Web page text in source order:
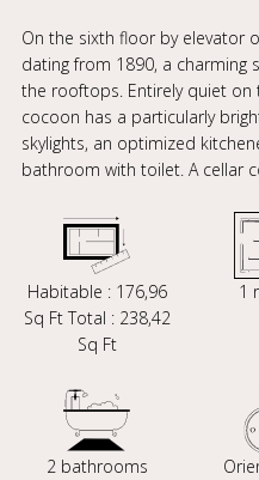
On the sixth floor by elevator
dating from 1890, a charming
the rooftops. Entirely quiet on
cocoon has a particularly
skylights, an optimized
bathroom with toilet. A cellar
Habitable : 176,96
Sq Ft Total : 238,42
Sq Ft
1
2 bathrooms